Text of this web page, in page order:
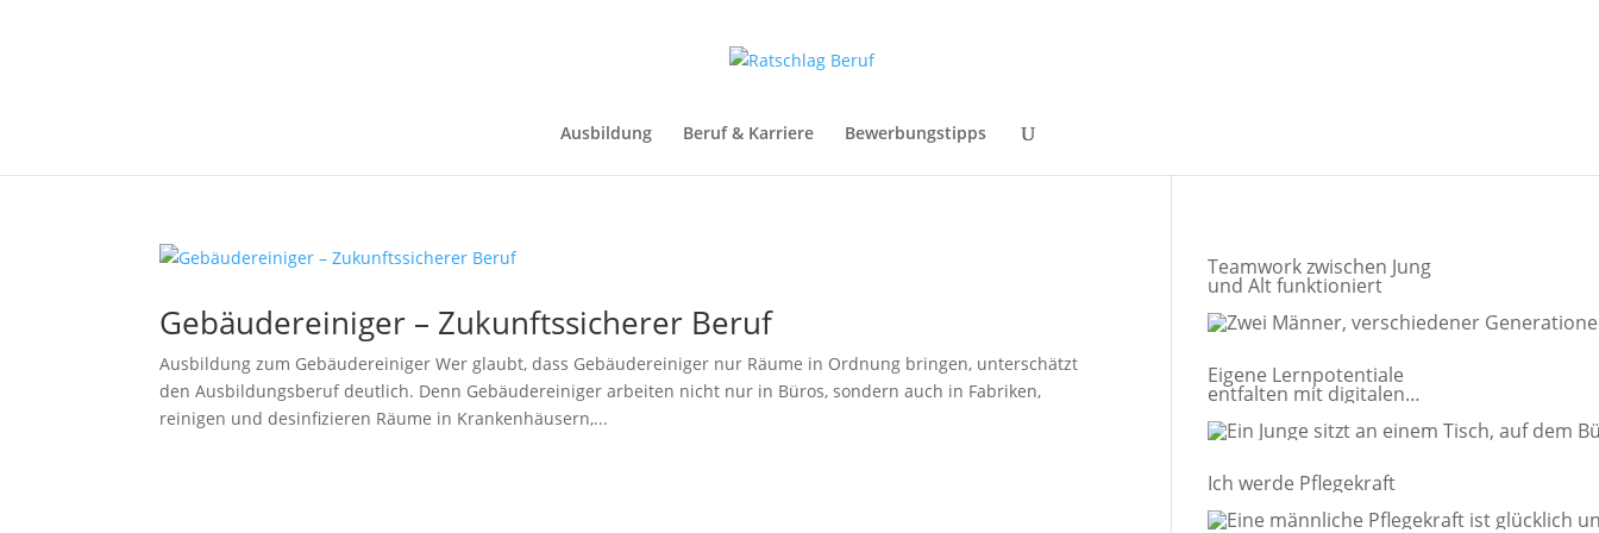
Ausbildung Beruf & Karriere Bewerbungstipps
Gebäudereiniger – Zukunftssicherer Beruf
Ausbildung zum Gebäudereiniger Wer glaubt, dass Gebäudereiniger nur Räume in Ordnung bringen, unterschätzt
den Ausbildungsberuf deutlich. Denn Gebäudereiniger arbeiten nicht nur in Büros, sondern auch in Fabriken,
reinigen und desinfizieren Räume in Krankenhäusern,...
Teamwork zwischen Jung
und Alt funktioniert
Eigene Lernpotentiale
entfalten mit digitalen
Ich werde Pflegekraft